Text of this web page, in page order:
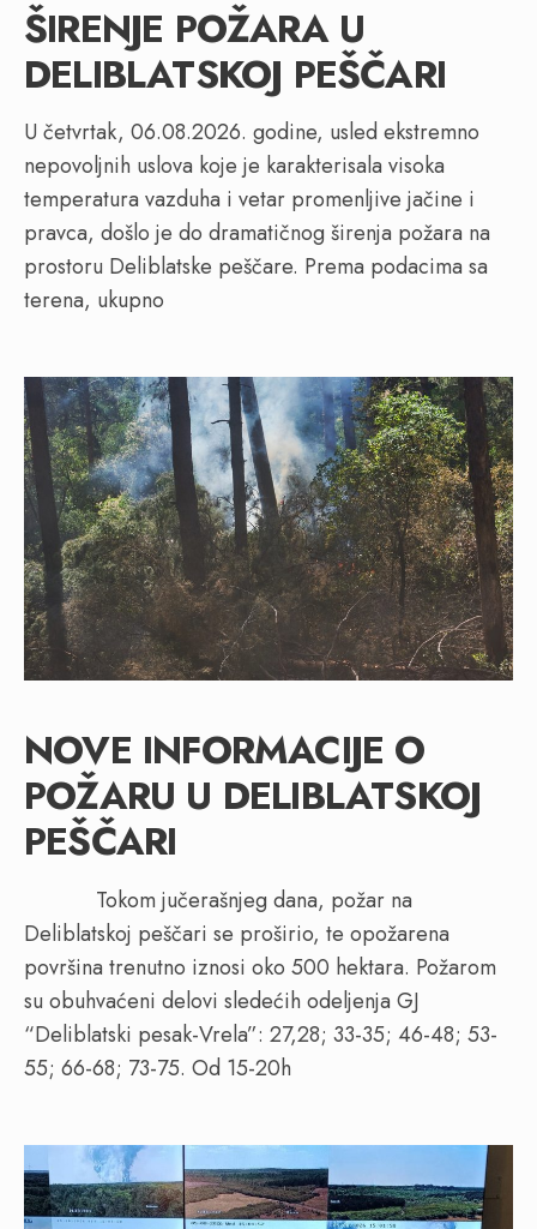
ŠIRENJE POŽARA U
DELIBLATSKOJ PEŠČARI
U četvrtak, 06.08.2026. godine, usled ekstremno
nepovoljnih uslova koje je karakterisala visoka
temperatura vazduha i vetar promenljive jačine i
pravca, došlo je do dramatičnog širenja požara na
prostoru Deliblatske peščare. Prema podacima sa
terena, ukupno
NOVE INFORMACIJE O
POŽARU U DELIBLATSKOJ
PEŠČARI
Tokom jučerašnjeg dana, požar na
Deliblatskoj peščari se proširio, te opožarena
površina trenutno iznosi oko 500 hektara. Požarom
su obuhvaćeni delovi sledećih odeljenja GJ
“Deliblatski pesak-Vrela”: 27,28; 33-35; 46-48; 53-
55; 66-68; 73-75. Od 15-20h